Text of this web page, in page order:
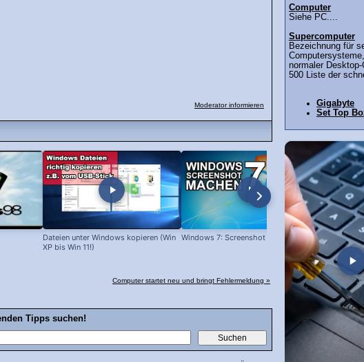
Moderator informieren
Dateien unter Windows kopieren (Win
XP bis Win 11!)
Windows 7: Screenshot machen Programme
Computer startet neu und bringt Fehlermeldung »
Tipps suchen!
Computer
Siehe PC....
Supercomputer
Bezeichnung für
normaler
500 Liste der
Gigabyte
Set Top